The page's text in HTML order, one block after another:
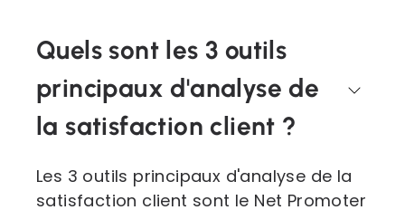
Quels sont les 3 outils
principaux d'analyse de
la satisfaction client ?
Les 3 outils principaux d'analyse de la
satisfaction client sont le Net Promoter